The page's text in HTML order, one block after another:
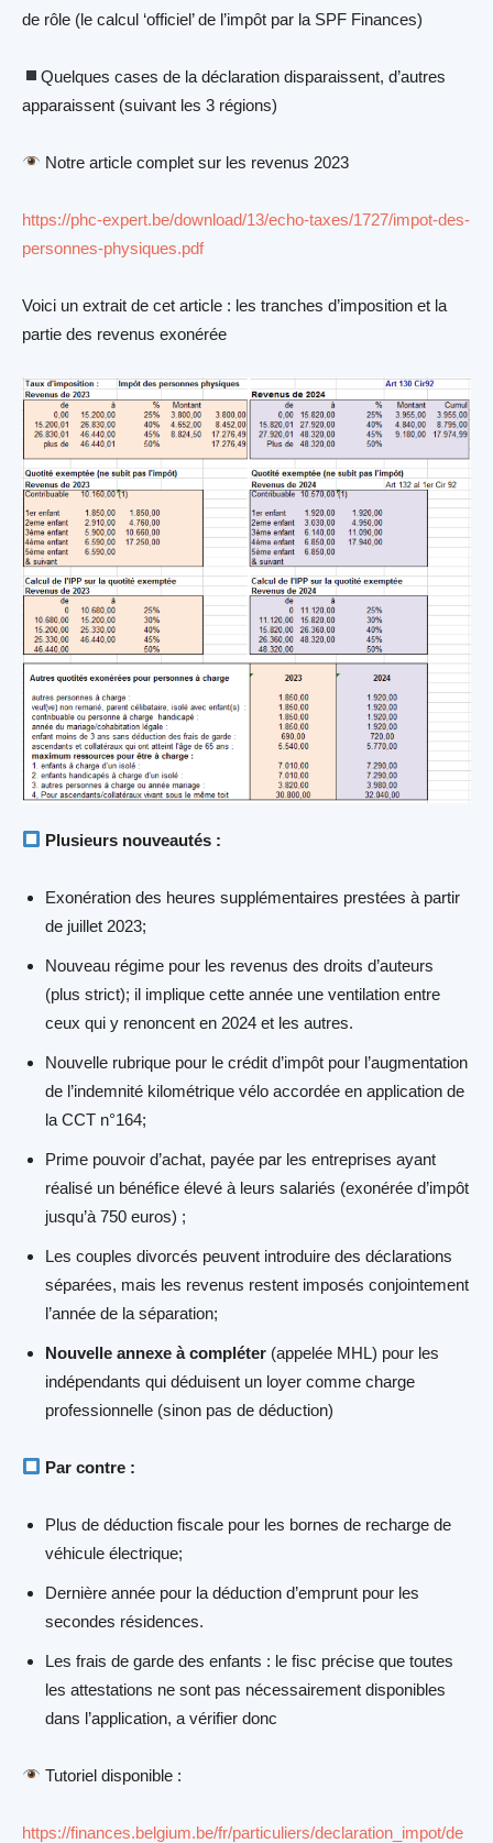
de rôle (le calcul ‘officiel’ de l’impôt par la SPF Finances)
Quelques cases de la déclaration disparaissent, d’autres
apparaissent (suivant les 3 régions)
Notre article complet sur les revenus 2023
https://phc-expert.be/download/13/echo-taxes/1727/impot-des-
personnes-physiques.pdf
Voici un extrait de cet article : les tranches d’imposition et la
partie des revenus exonérée
Plusieurs nouveautés :
Exonération des heures supplémentaires prestées à partir
de juillet 2023;
Nouveau régime pour les revenus des droits d’auteurs
(plus strict); il implique cette année une ventilation entre
ceux qui y renoncent en 2024 et les autres.
Nouvelle rubrique pour le crédit d’impôt pour l’augmentation
de l’indemnité kilométrique vélo accordée en application de
la CCT n°164;
Prime pouvoir d’achat, payée par les entreprises ayant
réalisé un bénéfice élevé à leurs salariés (exonérée d’impôt
jusqu’à 750 euros) ;
Les couples divorcés peuvent introduire des déclarations
séparées, mais les revenus restent imposés conjointement
l’année de la séparation;
Nouvelle annexe à compléter (appelée MHL) pour les
indépendants qui déduisent un loyer comme charge
professionnelle (sinon pas de déduction)
Par contre :
Plus de déduction fiscale pour les bornes de recharge de
véhicule électrique;
Dernière année pour la déduction d’emprunt pour les
secondes résidences.
Les frais de garde des enfants : le fisc précise que toutes
les attestations ne sont pas nécessairement disponibles
dans l’application, a vérifier donc
Tutoriel disponible :
https://finances.belgium.be/fr/particuliers/declaration_impot/de